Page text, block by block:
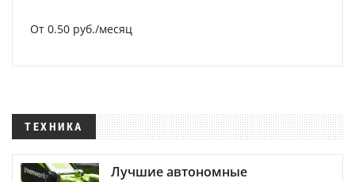
От 0.50 руб./месяц
ТЕХНИКА
Лучшие автономные